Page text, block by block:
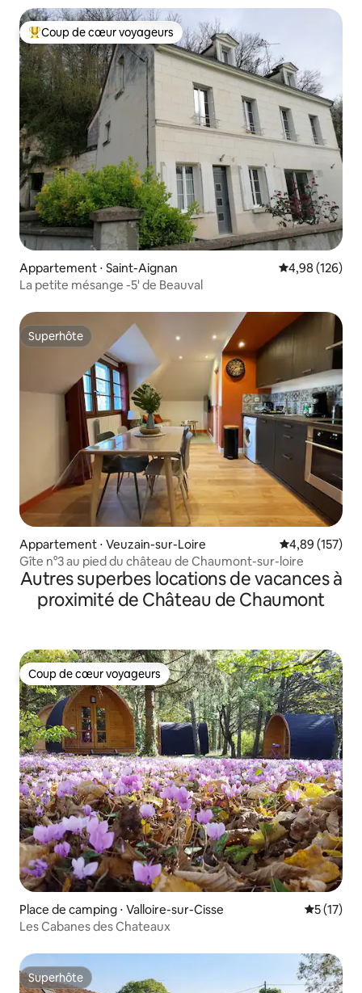
Coups de cœur voyageurs les plus appréciés
Coup de cœur voyageurs
Appartement ⋅ Saint-Aignan Évaluation
4,98 (126)
La petite mésange -5' de Beauval
Superhôte
Superhôte
Appartement ⋅ Veuzain-sur-Loire Évaluation
4,89 (157)
Gîte n°3 au pied du château de Chaumont-sur-loire
Autres superbes locations de vacances à
proximité de Château de Chaumont
Coup de cœur voyageurs
Coup de cœur voyageurs
Place de camping ⋅ Valloire-sur-Cisse
5 (17)
Les Cabanes des Chateaux
Superhôte
Superhôte